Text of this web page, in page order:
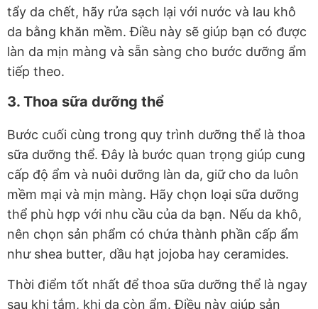
tẩy da chết, hãy rửa sạch lại với nước và lau khô
da bằng khăn mềm. Điều này sẽ giúp bạn có được
làn da mịn màng và sẵn sàng cho bước dưỡng ẩm
tiếp theo.
3. Thoa sữa dưỡng thể
Bước cuối cùng trong quy trình dưỡng thể là thoa
sữa dưỡng thể. Đây là bước quan trọng giúp cung
cấp độ ẩm và nuôi dưỡng làn da, giữ cho da luôn
mềm mại và mịn màng. Hãy chọn loại sữa dưỡng
thể phù hợp với nhu cầu của da bạn. Nếu da khô,
nên chọn sản phẩm có chứa thành phần cấp ẩm
như shea butter, dầu hạt jojoba hay ceramides.
Thời điểm tốt nhất để thoa sữa dưỡng thể là ngay
sau khi tắm, khi da còn ẩm. Điều này giúp sản